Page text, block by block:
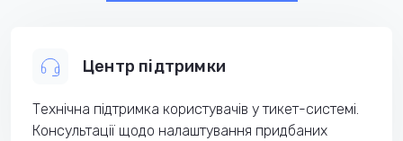
Центр підтримки
Технічна підтримка користувачів у тикет-системі.
Консультації щодо налаштування придбаних